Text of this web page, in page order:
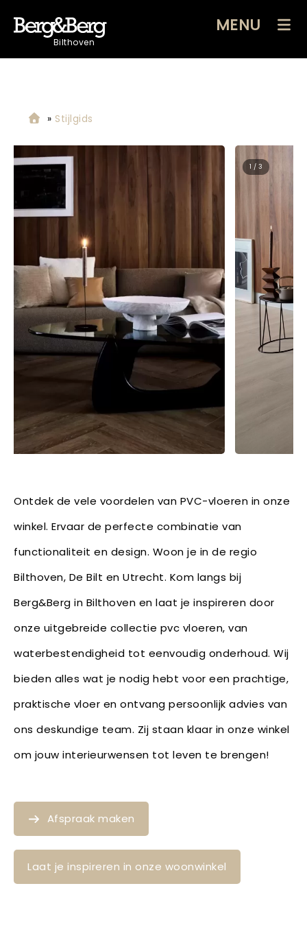
Bilthoven
MENU
» Stijlgids
2 / 3
Ontdek de vele voordelen van PVC-vloeren in onze
winkel. Ervaar de perfecte combinatie van
functionaliteit en design. Woon je in de regio
Bilthoven, De Bilt en Utrecht. Kom langs bij
Berg&Berg in Bilthoven en laat je inspireren door
onze uitgebreide collectie pvc vloeren, van
waterbestendigheid tot eenvoudig onderhoud. Wij
bieden alles wat je nodig hebt voor een prachtige,
praktische vloer en ontvang persoonlijk advies van
ons deskundige team. Zij staan klaar in onze winkel
om jouw interieurwensen tot leven te brengen!
Afspraak maken
Laat je inspireren in onze woonwinkel